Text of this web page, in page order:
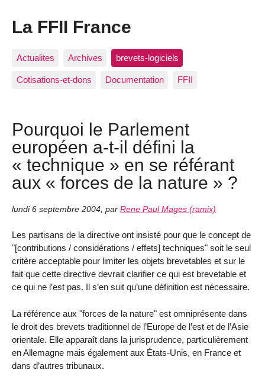
La FFII France
Actualites Archives brevets-logiciels
Cotisations-et-dons Documentation FFII
Pourquoi le Parlement
européen a-t-il défini la
« technique » en se référant
aux « forces de la nature » ?
lundi 6 septembre 2004 par Rene Paul Mages (ramix)
Les partisans de la directive ont insisté pour que le concept de
"[contributions / considérations / effets] techniques" soit le seul
critère acceptable pour limiter les objets brevetables et sur le
fait que cette directive devrait clarifier ce qui est brevetable et
ce qui ne l’est pas. Il s’en suit qu’une définition est nécessaire.
La référence aux "forces de la nature" est omniprésente dans
le droit des brevets traditionnel de l’Europe de l’est et de l’Asie
orientale. Elle apparaît dans la jurisprudence, particulièrement
en Allemagne mais également aux États-Unis, en France et
dans d’autres tribunaux.